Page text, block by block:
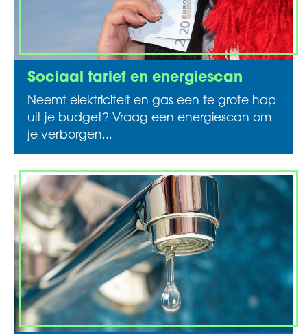
Sociaal tarief en energiescan
Neemt elektriciteit en gas een te grote hap
uit je budget? Vraag een energiescan om
je verborgen...